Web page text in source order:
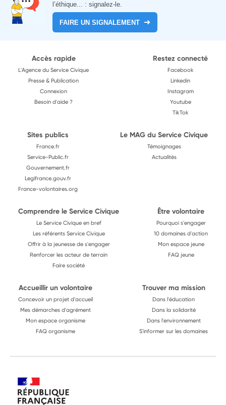
l’éthique... : signalez-le.
FAIRE UN SIGNALEMENT
Accès rapide
L'Agence du Service Civique
Presse & Publication
Connexion
Besoin d'aide ?
Restez connecté
Facebook
Linkedin
Instagram
Youtube
TikTok
Sites publics
France.fr
Service-Public.fr
Gouvernement.fr
Legifrance.gouv.fr
France-volontaires.org
Le MAG du Service Civique
Témoignages
Actualités
Comprendre le Service Civique
Le Service Civique en bref
Les référents Service Civique
Offrir à la jeunesse de s'engager
Renforcer les acteur de terrain
Faire société
Être volontaire
Pourquoi s'engager
10 domaines d'action
Mon espace jeune
FAQ jeune
Accueillir un volontaire
Concevoir un projet d'accueil
Mes démarches d'agrément
Mon espace organisme
FAQ organisme
Trouver ma mission
Dans l'éducation
Dans la solidarité
Dans l'environnement
S'informer sur les domaines